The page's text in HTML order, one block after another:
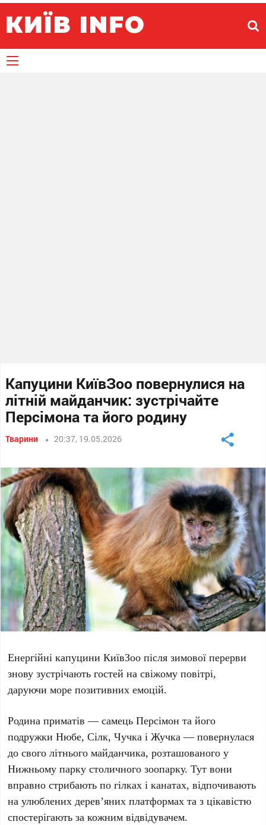
Капуцини КиївЗоо повернулися на
літній майданчик: зустрічайте
Персімона та його родину
Тварини 20:37, 19.05.2026
Енергійні капуциниКиївЗоо після зимової перерви
знову зустрічають гостей на свіжому повітрі,
даруючи море позитивних емоцій.
Родина приматів — самецьПерсімон та його
подружкиНюбе,Сілк,Чучка іЖучка— повернулася
до свого літнього майданчика, розташованого у
Нижньому парку столичного зоопарку. Тут вони
вправно стрибають по гілках і канатах, відпочивають
на улюблених дерев’яних платформах та з цікавістю
спостерігають за кожним відвідувачем.